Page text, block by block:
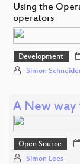
Using the
operators
Development
Simon
A New
Open Source
Simon Lees